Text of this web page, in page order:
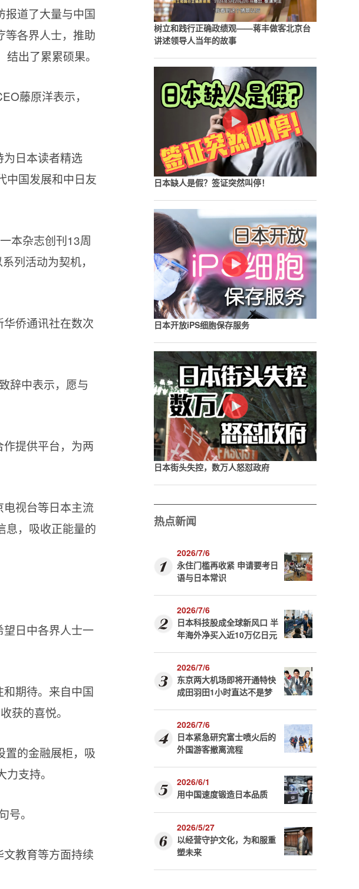
报道了大量与中国
等各界人士，推助
出了累累硕果。
藤原洋表示，
日本读者精选
中国发展和中日友
本杂志创刊13周
列活动为契机，
侨通讯社在数次
辞中表示，愿与
提供平台，为两
视台等日本主流
息，吸收正能量的
日中各界人士一
期待。来自中国
获的喜悦。
置的金融展柜，吸
支持。
。
教育等方面持续
树立和践行正确政绩观——蒋丰做客北京台
讲述领导人当年的故事
日本缺人是假？签证突然叫停！
日本开放iPS细胞保存服务
日本街头失控，数万人怒怼政府
热点新闻
2026/7/6
永住门槛再收紧 申请要考日
语与日本常识
2026/7/6
日本科技股成全球新风口 半
年海外净买入近10万亿日元
2026/7/6
东京两大机场即将开通特快
成田羽田1小时直达不是梦
2026/7/6
日本紧急研究富士喷火后的
外国游客撤离流程
2026/6/1
用中国速度锻造日本品质
2026/5/27
以经营守护文化，为和服重
塑未来